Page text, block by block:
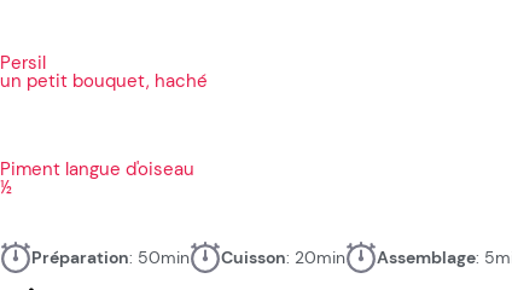
Persil
un petit bouquet, haché
Piment langue d'oiseau
½
Préparation: 50min Cuisson: 20min Assemblage: